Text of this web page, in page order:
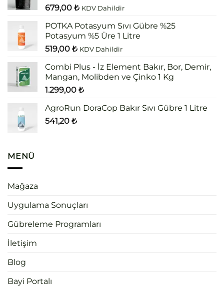
679,00 ₺ KDV Dahildir
POTKA Potasyum Sıvı Gübre %25
Potasyum %5 Üre 1 Litre
519,00 ₺ KDV Dahildir
Combi Plus - İz Element Bakır, Bor, Demir,
Mangan, Molibden ve Çinko 1 Kg
1.299,00 ₺
AgroRun DoraCop Bakır Sıvı Gübre 1 Litre
541,20 ₺
MENÜ
Mağaza
Uygulama Sonuçları
Gübreleme Programları
İletişim
Blog
Bayi Portalı